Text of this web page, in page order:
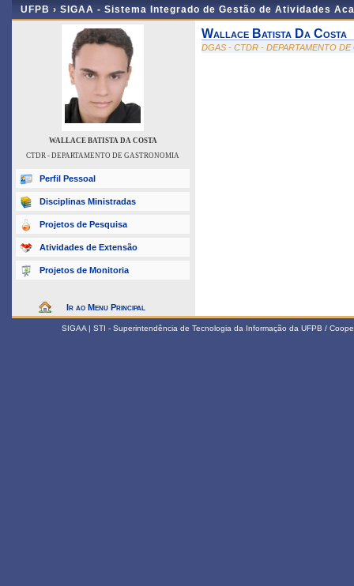
UFPB › SIGAA - Sistema Integrado de Gestão de Atividades
WALLACE BATISTA DA COSTA
CTDR - DEPARTAMENTO DE GASTRONOMIA
Perfil Pessoal
Disciplinas Ministradas
Projetos de Pesquisa
Atividades de Extensão
Projetos de Monitoria
Ir ao Menu Principal
Wallace Batista Da Costa
DGAS - CTDR - DEPARTAMENTO
SIGAA | STI - Superintendência de Tecnologia da Informação da UFPB /